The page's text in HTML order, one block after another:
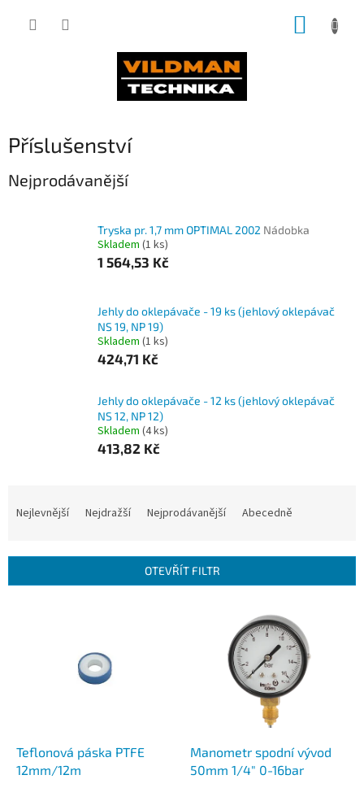
Příslušenství
Nejprodávanější
Tryska pr. 1,7 mm OPTIMAL 2002 Nádobka
Skladem (1 ks)
1 564,53 Kč
Jehly do oklepávače - 19 ks (jehlový oklepávač
NS 19, NP 19)
Skladem (1 ks)
424,71 Kč
Jehly do oklepávače - 12 ks (jehlový oklepávač
NS 12, NP 12)
Skladem (4 ks)
413,82 Kč
í
Nejlevnější Nejdražší Nejprodávanější Abecedně
OTEVŘÍT FILTR
Teflonová páska PTFE
12mm/12m
Manometr spodní vývod
50mm 1/4" 0-16bar